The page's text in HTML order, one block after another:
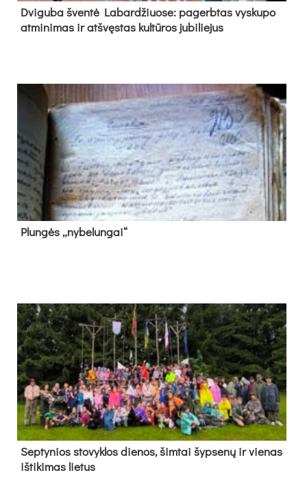
Dvi­gu­ba šven­tė La­bar­džiuo­se: pa­gerb­tas vys­ku­po
at­mi­ni­mas ir at­švęs­tas kul­tū­ros ju­bi­lie­jus
Plun­gės „ny­be­lun­gai“
Sep­ty­nios sto­vyk­los die­nos, šim­tai šyp­se­nų ir vie­nas
iš­ti­ki­mas lie­tus